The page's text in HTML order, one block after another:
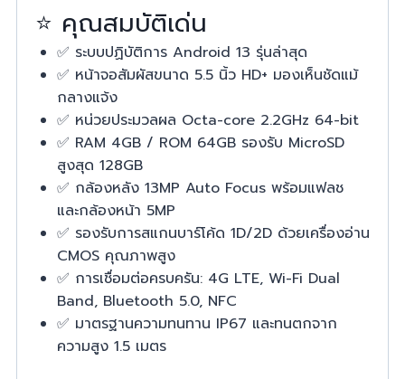
⭐ คุณสมบัติเด่น
✅ ระบบปฏิบัติการ Android 13 รุ่นล่าสุด
✅ หน้าจอสัมผัสขนาด 5.5 นิ้ว HD+ มองเห็นชัดแม้
กลางแจ้ง
✅ หน่วยประมวลผล Octa-core 2.2GHz 64-bit
✅ RAM 4GB / ROM 64GB รองรับ MicroSD
สูงสุด 128GB
✅ กล้องหลัง 13MP Auto Focus พร้อมแฟลช
และกล้องหน้า 5MP
✅ รองรับการสแกนบาร์โค้ด 1D/2D ด้วยเครื่องอ่าน
CMOS คุณภาพสูง
✅ การเชื่อมต่อครบครัน: 4G LTE, Wi-Fi Dual
Band, Bluetooth 5.0, NFC
✅ มาตรฐานความทนทาน IP67 และทนตกจาก
ความสูง 1.5 เมตร